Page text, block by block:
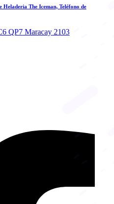
Heladeria The Iceman, Teléfono de
QP7 Maracay 2103